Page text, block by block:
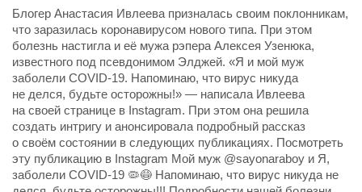
Блогер Анастасия Ивлеева призналась своим поклонникам,
что заразилась коронавирусом нового типа. При этом
болезнь настигла и её мужа рэпера Алексея Узенюка,
известного под псевдонимом Элджей. «Я и мой муж
заболели COVID-19. Напоминаю, что вирус никуда
не делся, будьте осторожны!» — написала Ивлеева
на своей странице в Instagram. При этом она решила
создать интригу и анонсировала подробный рассказ
о своём состоянии в следующих публикациях. Посмотреть
эту публикацию в Instagram Мой муж @sayonaraboy и Я,
заболели COVID-19 🦠😷 Напоминаю, что вирус никуда не